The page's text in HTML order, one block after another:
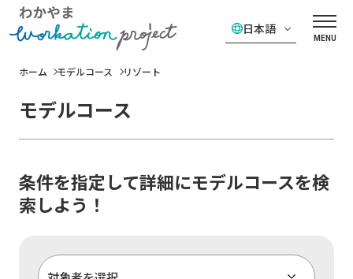
日本語
MENU
ホーム モデルコース リゾート
モデルコース
条件を指定して詳細にモデルコースを検
索しよう！